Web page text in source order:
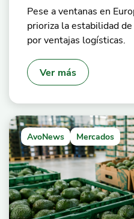
Pese a ventanas en
prioriza la estabilidad de
por ventajas logísticas.
Ver más
AvoNews Mercados